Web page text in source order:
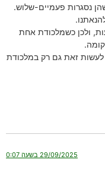
נסגרות פעמיים-שלוש.
ולכן כשמלכודת אחת
זאת גם רק במלכודת
29/09/2025 בשעה 0:07